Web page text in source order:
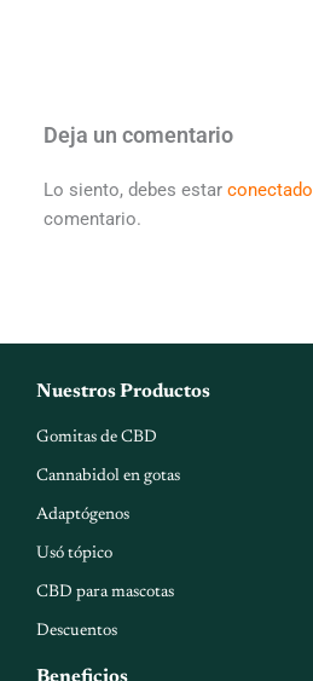
Deja un comentario
Lo siento, debes estarconectado
comentario.
Nuestros Productos
Gomitas de CBD
Cannabidol en gotas
Adaptógenos
Usó tópico
CBD para mascotas
Descuentos